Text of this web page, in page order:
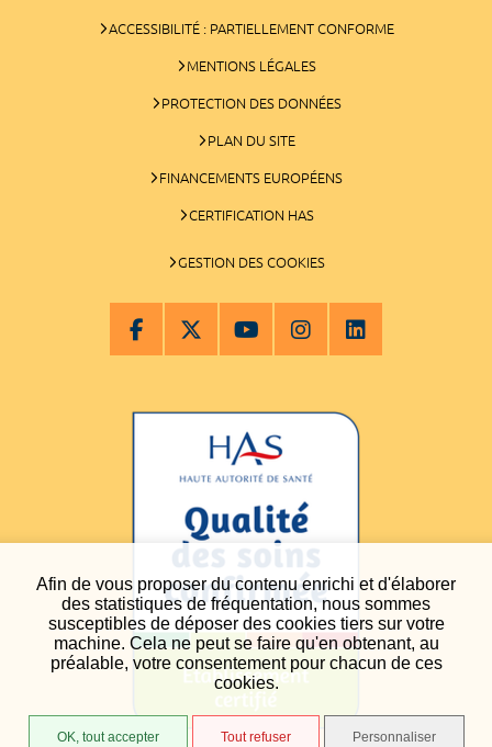
Afin de vous proposer du contenu enrichi et d'élaborer
des statistiques de fréquentation, nous sommes
susceptibles de déposer des cookies tiers sur votre
machine. Cela ne peut se faire qu'en obtenant, au
préalable, votre consentement pour chacun de ces
cookies.
OK, tout accepter Tout refuser Personnaliser
ACCESSIBILITÉ : PARTIELLEMENT CONFORME
MENTIONS LÉGALES
PROTECTION DES DONNÉES
PLAN DU SITE
FINANCEMENTS EUROPÉENS
CERTIFICATION HAS
GESTION DES COOKIES